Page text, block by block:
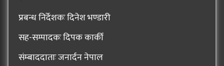
प्रबन्ध निर्देशकः दिनेश भण्डारी
सह-सम्पादकः दिपक कार्की
संम्बाददाताः जनार्दन नेपाल